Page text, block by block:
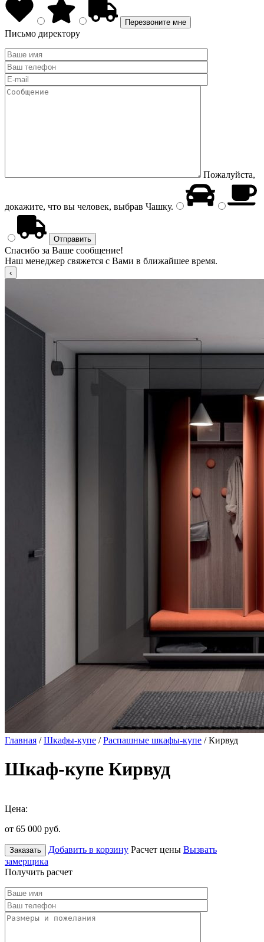
Письмо директору
Пожалуйста,
докажите, что вы человек, выбрав Чашку.
Спасибо за Ваше сообщение!
Наш менеджер свяжется с Вами в ближайшее время.
Главная /Шкафы-купе /Распашные шкафы-купе / Кирвуд
Шкаф-купе Кирвуд
Цена:
от 65 000 руб.
Заказать Добавить в корзину Расчет цены Вызвать
замерщика
Получить расчет